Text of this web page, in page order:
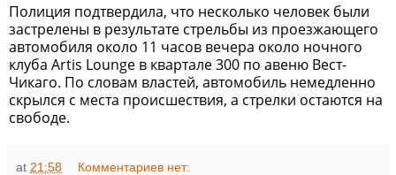
Полиция подтвердила, что несколько человек были
застрелены в результате стрельбы из проезжающего
автомобиля около 11 часов вечера около ночного
клуба Artis Lounge в квартале 300 по авеню Вест-
Чикаго. По словам властей, автомобиль немедленно
скрылся с места происшествия, а стрелки остаются на
свободе.
at 21:58 Комментариев нет: